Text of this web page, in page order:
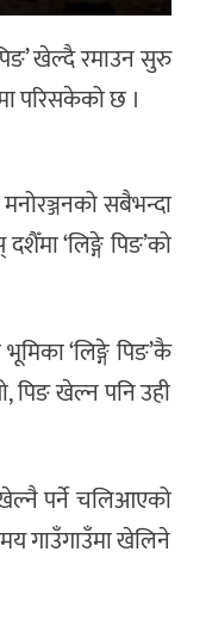
खेल्दै रमाउन सुरु
परिसकेको छ ।
सबैभन्दा
‘लिङ्गे पिङ’को
‘लिङ्गे पिङ’कै
पिङ खेल्न पनि उही
खेल्नै पर्ने चलिआएको
गाउँगाउँमा खेलिने